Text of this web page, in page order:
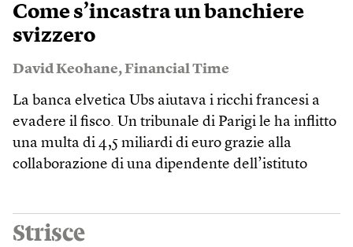
Come s’incastra un banchiere
svizzero
David Keohane,Financial Time
La banca elvetica Ubs aiutava i ricchi francesi a
evadere il fisco. Un tribunale di Parigi le ha inflitto
una multa di 4,5 miliardi di euro grazie alla
collaborazione di una dipendente dell’istituto
Strisce